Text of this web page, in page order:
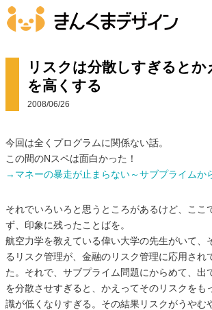
リスクは分散しすぎるとか
を高くする
2008/06/26
今回は全くプログラムに関係ない話。
この間のNスペは面白かった！
→マネーの暴走が止まらない～サブプライムか
それでいろいろと思うところがあるけど、ここ
ず、印象に残ったことばを。
航空力学を教えている偉い大学の先生がいて、
るリスク管理が、金融のリスク管理に応用され
た。それで、サブプライム問題にからめて、出
を分散させすぎると、かえってそのリスクをも
識が低くなりすぎる。その結果リスクがうやむ